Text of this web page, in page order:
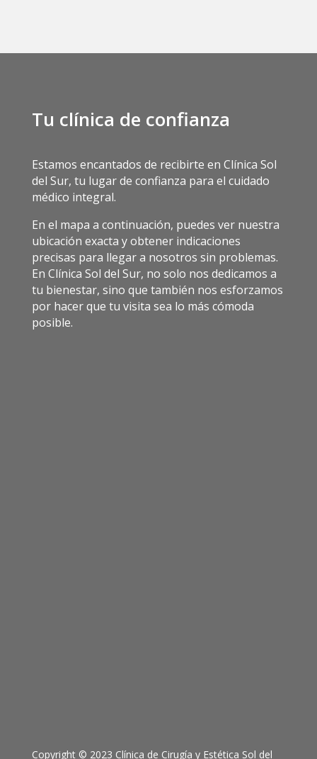
Tu clínica de confianza
Estamos encantados de recibirte en Clínica Sol
del Sur, tu lugar de confianza para el cuidado
médico integral.
En el mapa a continuación, puedes ver nuestra
ubicación exacta y obtener indicaciones
precisas para llegar a nosotros sin problemas.
En Clínica Sol del Sur, no solo nos dedicamos a
tu bienestar, sino que también nos esforzamos
por hacer que tu visita sea lo más cómoda
posible.
Copyright © 2023 Clínica de Cirugía y Estética Sol del